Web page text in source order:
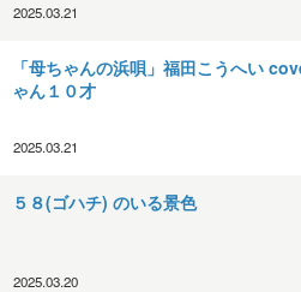
2025.03.21
「母ちゃんの浜唄」福田こうへい
ゃん１０才
2025.03.21
５８(ゴハチ) のいる景色
2025.03.20